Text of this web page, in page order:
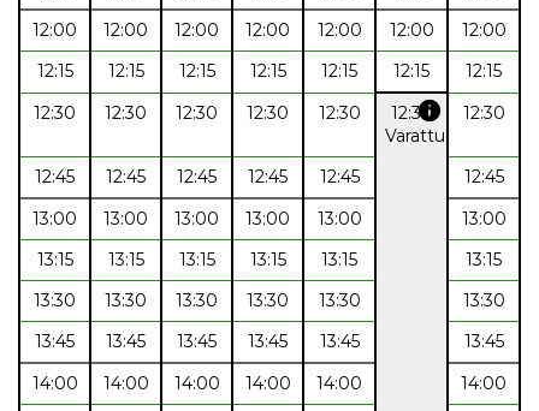
12:00
12:00 12:00 12:00 12:00 12:00
12:00
12:15
12:15 12:15 12:15 12:15 12:15
12:15
12:30
12:30 12:30 12:30 12:30 12:30info
Varattu
12:30
12:45 12:45 12:45 12:45 12:45
12:45
13:00
13:00 13:00 13:00 13:00
13:00
13:15
13:15 13:15 13:15 13:15
13:15
13:30
13:30 13:30 13:30 13:30
13:30
13:45
13:45 13:45 13:45 13:45
13:45
14:00
14:00 14:00 14:00 14:00
14:00